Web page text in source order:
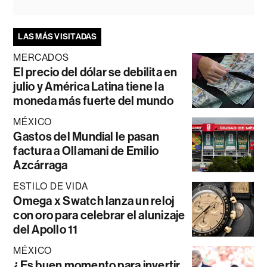
LAS MÁS VISITADAS
MERCADOS
El precio del dólar se debilita en
julio y América Latina tiene la
moneda más fuerte del mundo
MÉXICO
Gastos del Mundial le pasan
factura a Ollamani de Emilio
Azcárraga
ESTILO DE VIDA
Omega x Swatch lanza un reloj
con oro para celebrar el alunizaje
del Apollo 11
MÉXICO